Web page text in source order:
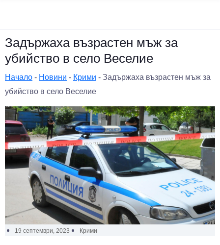
Задържаха възрастен мъж за
убийство в село Веселие
Начало - Новини - Крими - Задържаха възрастен мъж за
убийство в село Веселие
19 септември, 2023 Крими